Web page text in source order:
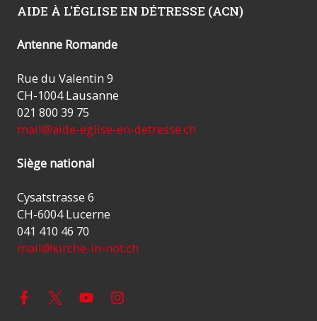
AIDE À L'ÉGLISE EN DÉTRESSE (ACN)
Antenne Romande
Rue du Valentin 9
CH-1004 Lausanne
021 800 39 75
mail@aide-eglise-en-detresse.ch
Siège national
Cysatstrasse 6
CH-6004 Lucerne
041 410 46 70
mail@kirche-in-not.ch